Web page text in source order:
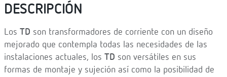
DESCRIPCIÓN
Los TD son transformadores de corriente con un diseño
mejorado que contempla todas las necesidades de las
instalaciones actuales, los TD son versátiles en sus
formas de montaje y sujeción así como la posibilidad de